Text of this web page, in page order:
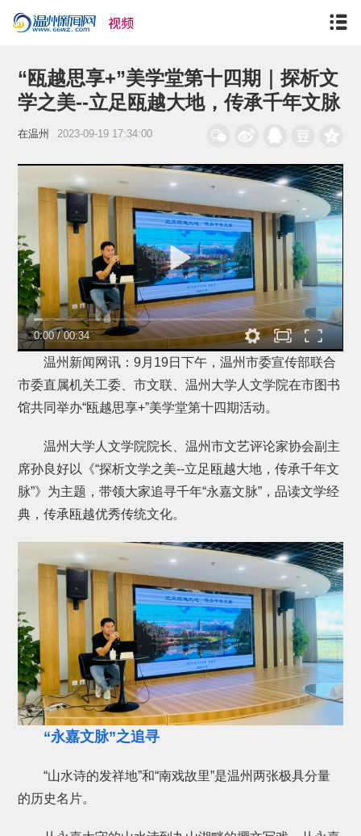
“瓯越思享+”美学堂第十四期｜探析文
学之美--立足瓯越大地，传承千年文脉
在温州 2023-09-19 17:34:00
0:00/00:34
温州新闻网讯：9月19日下午，温州市委宣传部联合
市委直属机关工委、市文联、温州大学人文学院在市图书
馆共同举办“瓯越思享+”美学堂第十四期活动。
温州大学人文学院院长、温州市文艺评论家协会副主
席孙良好以《“探析文学之美--立足瓯越大地，传承千年文
脉”》为主题，带领大家追寻千年“永嘉文脉”，品读文学经
典，传承瓯越优秀传统文化。
“永嘉文脉”之追寻
“山水诗的发祥地”和“南戏故里”是温州两张极具分量
的历史名片。